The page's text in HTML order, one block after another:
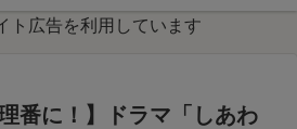
ト広告を利用しています
番に！】ドラマ「しあわ